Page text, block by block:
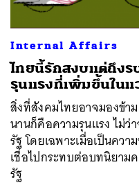
Internal Affairs
ไทยนี้รักสงบแต่ถึงร
รุนแรงที่เพิ่มขึ้นในแ
สิ่งที่สังคมไทยอาจมองข้า
นานก็คือความรุนแรง ไม่
รัฐ โดยเฉพาะเมื่อเป็นคว
เชื่อไปกระทบต่อบทนิยาม
รัฐ
ค้นหา
SHARE